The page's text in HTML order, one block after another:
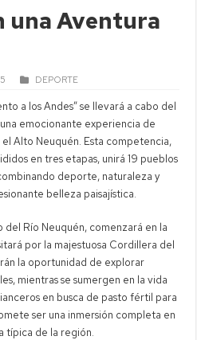
una Aventura
DEPORTE
a los Andes” se llevará a cabo del
emocionante experiencia de
Alto Neuquén. Esta competencia,
en tres etapas, unirá 19 pueblos
deporte, naturaleza y
belleza paisajística.
Río Neuquén, comenzará en la
por la majestuosa Cordillera del
la oportunidad de explorar
mientras se sumergen en la vida
en busca de pasto fértil para
ser una inmersión completa en
típica de la región.